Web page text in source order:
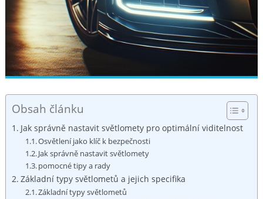
Obsah článku
Jak správně nastavit světlomety pro optimální viditelnost
Osvětlení jako klíč k bezpečnosti
Jak správně nastavit světlomety
pomocné tipy a rady
Základní typy světlometů a jejich specifika
Základní typy světlometů